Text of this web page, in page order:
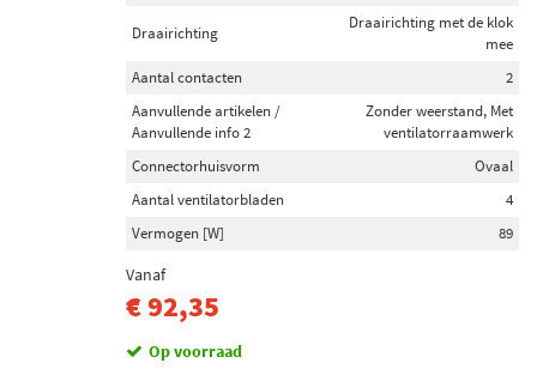
Draairichting
Draairichting met de klok
mee
Aantal contacten
2
Aanvullende artikelen /
Aanvullende info 2
Zonder weerstand, Met
ventilatorraamwerk
Connectorhuisvorm
Ovaal
Aantal ventilatorbladen
4
Vermogen [W]
89
Vanaf
€ 92,35
Op voorraad